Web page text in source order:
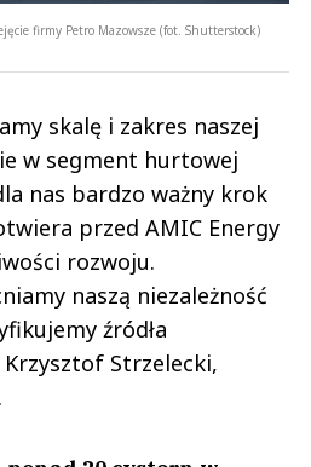
firmy Petro Mazowsze (fot. Shutterstock)
skalę i zakres naszej
w segment hurtowej
nas bardzo ważny krok
przed AMIC Energy
rozwoju.
naszą niezależność
źródła
Strzelecki,